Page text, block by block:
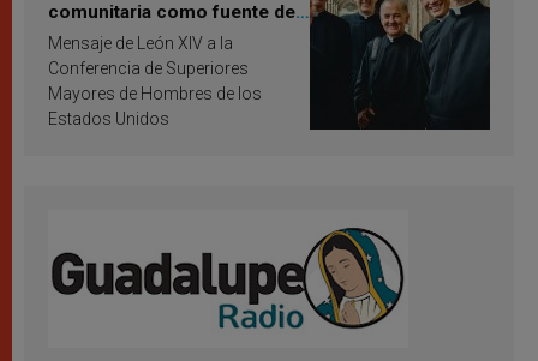
comunitaria como fuente de
inspiración y santificación
Mensaje de León XIV a la
Conferencia de Superiores
Mayores de Hombres de los
Estados Unidos